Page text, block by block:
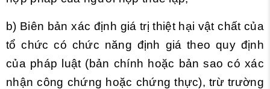
b) Biên bản xác định giá trị thiệt hại vật chất của
tổ chức có chức năng định giá theo quy định
của pháp luật (bản chính hoặc bản sao có xác
nhận công chứng hoặc chứng thực), trừ trường